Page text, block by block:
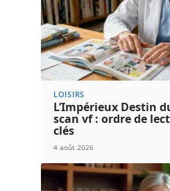
LOISIRS
L’Impérieux Destin
scan vf : ordre de
clés
4 août 2026